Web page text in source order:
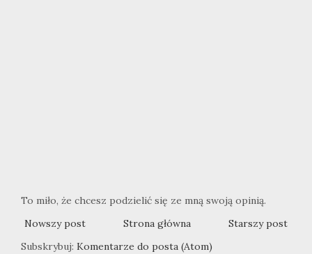
To miło, że chcesz podzielić się ze mną swoją opinią.
Nowszy post
Starszy post
Strona główna
Subskrybuj: Komentarze do posta (Atom)